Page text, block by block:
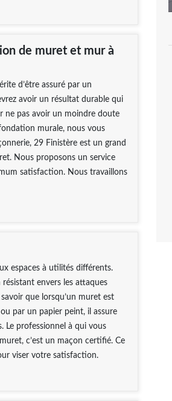
de muret et mur à
d’être assuré par un
avoir un résultat durable qui
ne pas avoir un moindre doute
murale, nous vous
29 Finistère est un grand
Nous proposons un service
satisfaction. Nous travaillons
espaces à utilités différents.
envers les attaques
que lorsqu’un muret est
par un papier peint, il assure
Le professionnel à qui vous
c’est un maçon certifié. Ce
viser votre satisfaction.